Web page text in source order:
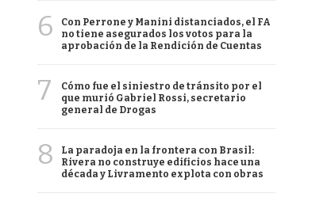
6
Con Perrone y Manini distanciados, el FA
no tiene asegurados los votos para la
aprobación de la Rendición de Cuentas
7
Cómo fue el siniestro de tránsito por el
que murió Gabriel Rossi, secretario
general de Drogas
8
La paradoja en la frontera con Brasil:
Rivera no construye edificios hace una
década y Livramento explota con obras